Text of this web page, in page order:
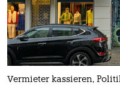
Vermieter kassieren,